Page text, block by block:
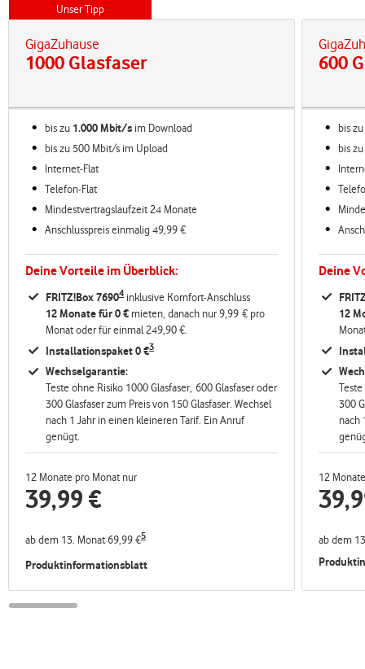
Unser Tipp
GigaZuhause
1000 Glasfaser
bis zu 1.000 Mbit/s im Download
bis zu 500 Mbit/s im Upload
Internet-Flat
Telefon-Flat
Mindestvertragslaufzeit 24 Monate
Anschlusspreis einmalig 49,99 €
Deine Vorteile im Überblick:
FRITZ!Box 76904 inklusive Komfort-Anschluss
12 Monate für 0 € mieten, danach nur 9,99 € pro
Monat oder für einmal 249,90 €.
Installationspaket 0 €3
Wechselgarantie:
Teste ohne Risiko 1000 Glasfaser, 600 Glasfaser oder
300 Glasfaser zum Preis von 150 Glasfaser. Wechsel
nach 1 Jahr in einen kleineren Tarif. Ein Anruf
genügt.
12 Monate pro Monat nur
39,99 €
ab dem 13. Monat 69,99 €5
Produktinformationsblatt
600
bis zu
bis
Deine
12
300
nach
12
ab dem